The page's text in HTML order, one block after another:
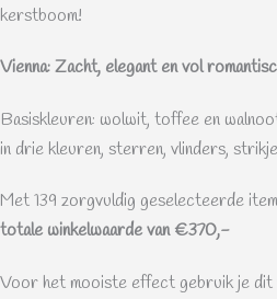
kerstboom!
Vienna: Zacht, elegant en vol
Basiskleuren: wolwit, toffee en
in drie kleuren, sterren, vlinders,
Met 139 zorgvuldig geselecteerde
totale winkelwaarde van €370,-
Voor het mooiste effect gebruik je